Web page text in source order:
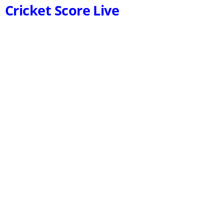
Cricket Score Live